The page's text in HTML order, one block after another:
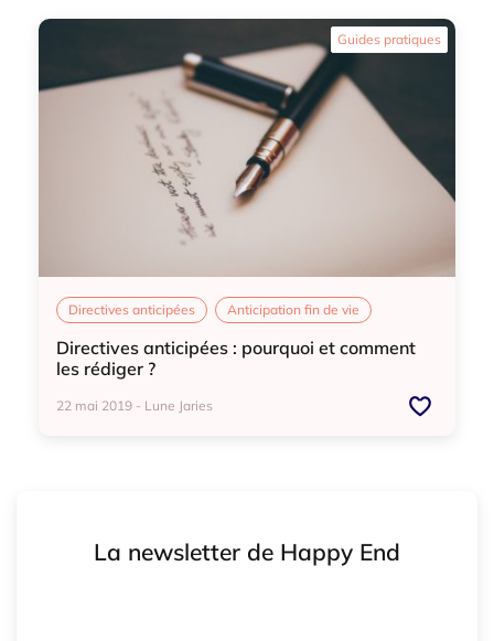
Directives anticipées Anticipation fin de vie
Directives anticipées : pourquoi et comment
les rédiger ?
22 mai 2019 - Lune Jaries
Guides pratiques
La newsletter de Happy End